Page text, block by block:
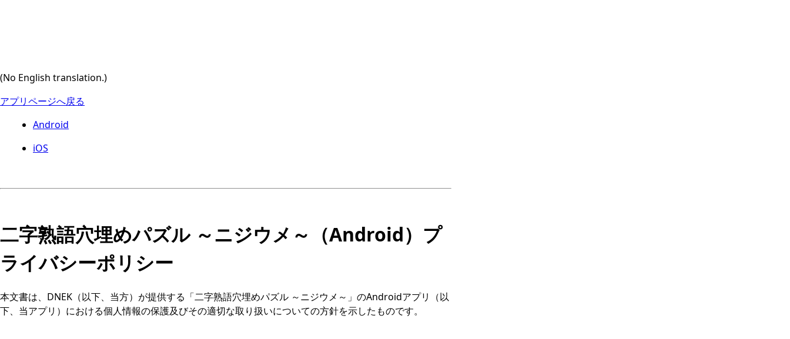
(No English translation.)
アプリページへ戻る
Android
iOS
二字熟語穴埋めパズル ～ニジウメ～（Android）プ
ライバシーポリシー
本文書は、DNEK（以下、当方）が提供する「二字熟語穴埋めパズル ～ニジウメ～」のAndroidアプリ（以
下、当アプリ）における個人情報の保護及びその適切な取り扱いについての方針を示したものです。